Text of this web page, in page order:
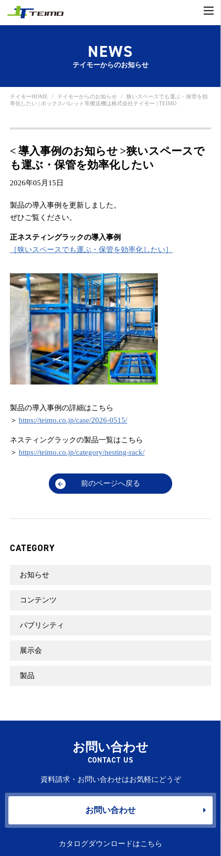
NEWS
テイモーからのお知らせ
テイモーHOME テイモーからのお知らせ
狭いスペースでも運ぶ・保管を効
率化したい | ボックスパレット等搬送機は株式会社テイモー | TEIMO
< 導入事例のお知らせ >狭いスペースで
も運ぶ・保管を効率化したい
2026年05月15日
製品の導入事例を更新しました。
ぜひご覧ください。
正ネスティングラックの導入事例
［狭いスペースでも運ぶ・保管を効率化したい］
製品の導入事例の詳細はこちら
＞ https://teimo.co.jp/case/2026-0515/
ネスティングラックの製品一覧はこちら
＞ https://teimo.co.jp/category/nesting-rack/
前のページへ戻る
CATEGORY
お知らせ
コンテンツ
パブリシティ
展示会
製品
お問い合わせ
CONTACT US
資料請求・お問い合わせはお気軽にどうぞ
お問い合わせ
カタログダウンロードはこちら